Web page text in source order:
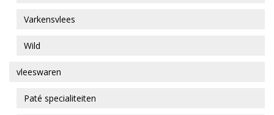
Varkensvlees
Wild
vleeswaren
Paté specialiteiten